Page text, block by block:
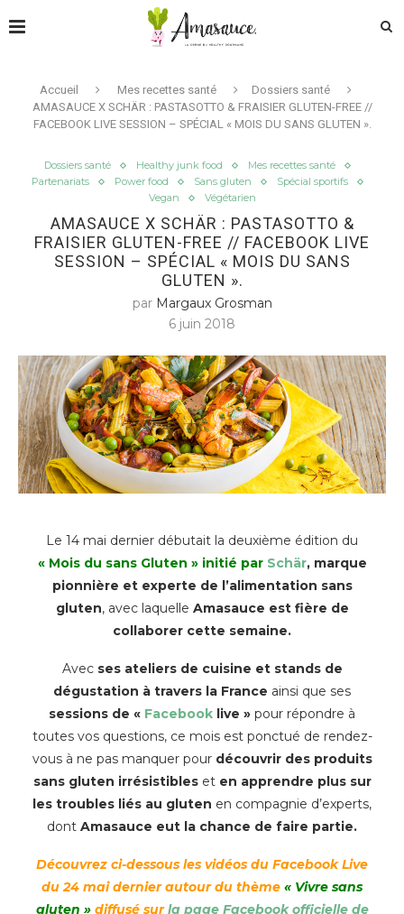
Accueil Mes recettes santé
Dossiers santé
AMASAUCE X SCHÄR : PASTASOTTO & FRAISIER GLUTEN-FREE //
FACEBOOK LIVE SESSION – SPÉCIAL « MOIS DU SANS GLUTEN ».
Dossiers santé Healthy junk food
Mes recettes santé
Partenariats
Power food Sans gluten
Spécial sportifs
Vegan
Végétarien
AMASAUCE X SCHÄR : PASTASOTTO &
FRAISIER GLUTEN-FREE // FACEBOOK LIVE
SESSION – SPÉCIAL « MOIS DU SANS
GLUTEN ».
par Margaux Grosman
6 juin 2018
Le 14 mai dernier débutait la deuxième édition du
« Mois du sans Gluten » initié par Schär, marque
pionnière et experte de l’alimentation sans
gluten, avec laquelle Amasauce est fière de
collaborer cette semaine.
Avec ses ateliers de cuisine et stands de
dégustation à travers la France ainsi que ses
sessions de « Facebook live » pour répondre à
toutes vos questions, ce mois est ponctué de rendez-
vous à ne pas manquer pour découvrir des produits
sans gluten irrésistibleset en apprendre plus sur
les troubles liés au gluten en compagnie d’experts,
dont Amasauce eut la chance de faire partie.
Découvrez ci-dessous les vidéos du Facebook Live
du 24 mai dernier autour du thème « Vivre sans
gluten »diffusé surla page Facebook officielle de